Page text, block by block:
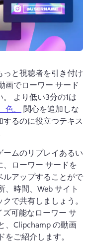
と視聴者を引き付け
画でローワー サード
より低い3分の1は
色、
関心を追加しな
るのに役立つテキス
ームのリプレイあるい
ローワー サードを
アップすることがで
、時間、Web サイト
可能なローワー サ
、Clipchamp の動画
をご紹介します。